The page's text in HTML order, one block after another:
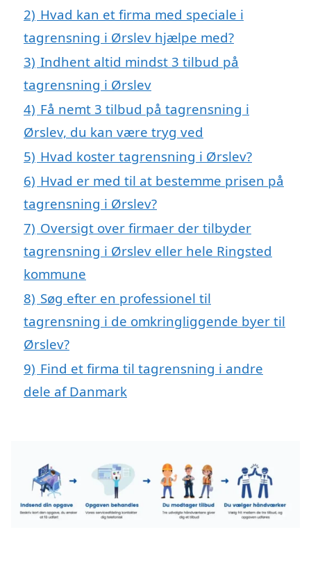
2) Hvad kan et firma med speciale i
tagrensning i Ørslev hjælpe med?
3) Indhent altid mindst 3 tilbud på
tagrensning i Ørslev
4) Få nemt 3 tilbud på tagrensning i
Ørslev, du kan være tryg ved
5) Hvad koster tagrensning i Ørslev?
6) Hvad er med til at bestemme prisen på
tagrensning i Ørslev?
7) Oversigt over firmaer der tilbyder
tagrensning i Ørslev eller hele Ringsted
kommune
8) Søg efter en professionel til
tagrensning i de omkringliggende byer til
Ørslev?
9) Find et firma til tagrensning i andre
dele af Danmark